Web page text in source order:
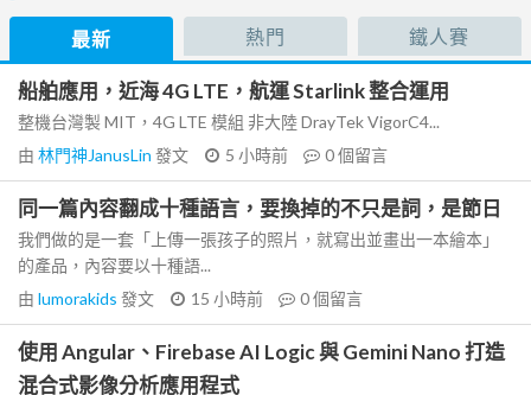
最新 熱門 鐵人賽
船舶應用，近海 4G LTE，航運 Starlink 整合運用
整機台灣製 MIT，4G LTE 模組 非大陸 DrayTek VigorC4...
由 林門神JanusLin 發文 5 小時前 0個留言
同一篇內容翻成十種語言，要換掉的不只是詞，是節日
我們做的是一套「上傳一張孩子的照片，就寫出並畫出一本繪本」
的產品，內容要以十種語...
由 lumorakids 發文 15 小時前 0個留言
使用 Angular、Firebase AI Logic 與 Gemini Nano 打造
混合式影像分析應用程式